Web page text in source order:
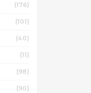
(176)
(101)
(40)
(11)
(98)
(90)